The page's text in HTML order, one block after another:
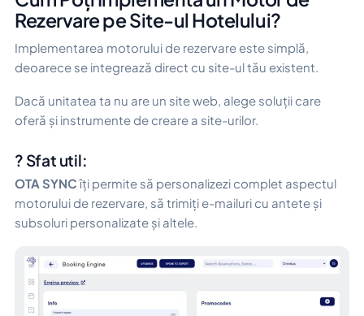
Rezervare pe Site-ul Hotelului?
Implementarea motorului de rezervare este simplă,
deoarece se integrează direct cu site-ul tău existent.
Dacă unitatea ta nu are un site web, alege soluții care
oferă și instrumente de creare a site-urilor.
? Sfat util:
OTA SYNCîți permite să personalizezi complet aspectul
motorului de rezervare, să trimiți e-mailuri cu antete și
subsoluri personalizate și altele.